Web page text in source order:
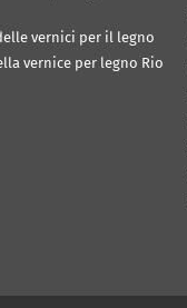
vernici per il legno
vernice per legno Rio